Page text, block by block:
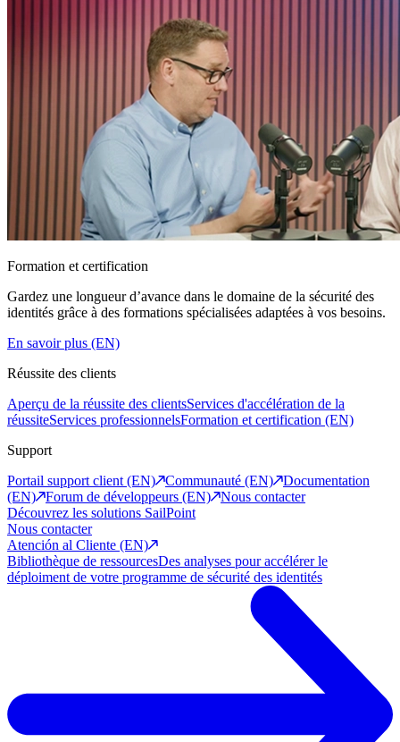
Formation et certification
Gardez une longueur d’avance dans le domaine de la sécurité des
identités grâce à des formations spécialisées adaptées à vos besoins.
En savoir plus (EN)
Réussite des clients
Aperçu de la réussite des clientsServices d'accélération de la
réussiteServices professionnelsFormation et certification (EN)
Support
Portail support client (EN)
Communauté (EN)
Documentation
(EN)
Forum de développeurs (EN)
Nous contacter
Découvrez les solutions SailPoint
Nous contacter
Atención al Cliente (EN)
Bibliothèque de ressourcesDes analyses pour accélérer le
déploiment de votre programme de sécurité des identités